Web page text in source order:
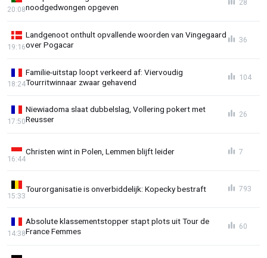
noodgedwongen opgeven
20:08
28
Landgenoot onthult opvallende woorden van Vingegaard
over Pogacar
19:16
36
Familie-uitstap loopt verkeerd af: Viervoudig
Tourritwinnaar zwaar gehavend
18:24
104
Niewiadoma slaat dubbelslag, Vollering pokert met
Reusser
17:50
26
Christen wint in Polen, Lemmen blijft leider
16:44
7
Tourorganisatie is onverbiddelijk: Kopecky bestraft
15:33
793
Absolute klassementstopper stapt plots uit Tour de
France Femmes
14:38
60